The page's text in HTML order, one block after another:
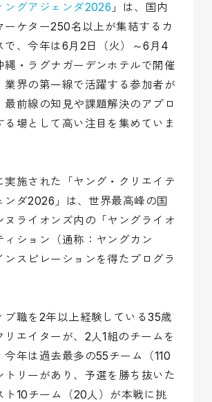
ングアジェンダ2026 」は、国内
ーケター250名以上が集結するカ
で、今年は6月2日（火）～6月4
縄・ラグナガーデンホテルで開催
業界の第一線で活躍する参加者が
最前線の知見や課題解決のアプロ
る場として高い注目を集めていま
実施された「ヤング・クリエイテ
ンダ2026」は、世界最高峰の国
ヌライオンズ内の「ヤングライオ
ィション（通称：ヤングカン
ンスピレーションを得たプログラ
ブ職を2年以上経験している35歳
リエイターが、2人1組のチームを
今年は過去最多の55チーム（110
トリーがあり、予選を勝ち抜いた
ト10チーム（20人）が本戦に挑